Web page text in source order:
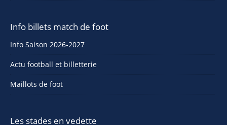
Info billets match de foot
Info Saison 2026-2027
Actu football et billetterie
Maillots de foot
Les stades en vedette